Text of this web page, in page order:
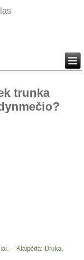
trunka
– Klaipėda: Druka,